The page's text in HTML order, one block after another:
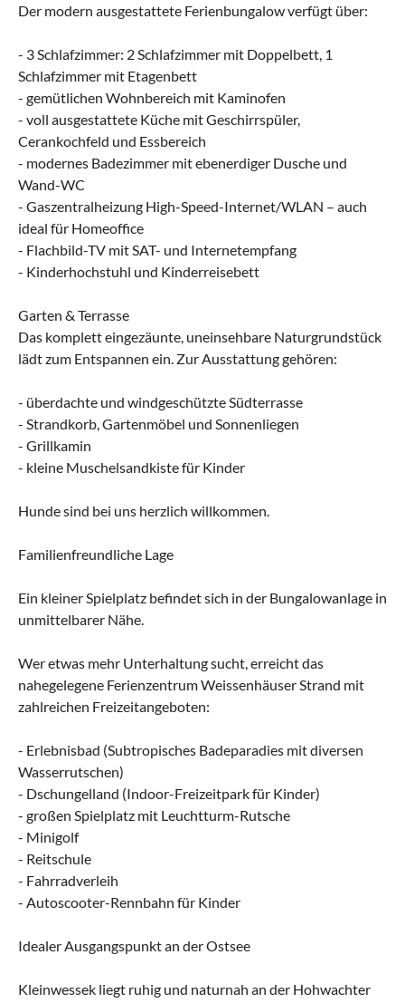
Der modern ausgestattete Ferienbungalow verfügt über:
- 3 Schlafzimmer: 2 Schlafzimmer mit Doppelbett, 1
Schlafzimmer mit Etagenbett
- gemütlichen Wohnbereich mit Kaminofen
- voll ausgestattete Küche mit Geschirrspüler,
Cerankochfeld und Essbereich
- modernes Badezimmer mit ebenerdiger Dusche und
Wand-WC
- Gaszentralheizung High-Speed-Internet/WLAN – auch
ideal für Homeoffice
- Flachbild-TV mit SAT- und Internetempfang
- Kinderhochstuhl und Kinderreisebett
Garten & Terrasse
Das komplett eingezäunte, uneinsehbare Naturgrundstück
lädt zum Entspannen ein. Zur Ausstattung gehören:
- überdachte und windgeschützte Südterrasse
- Strandkorb, Gartenmöbel und Sonnenliegen
- Grillkamin
- kleine Muschelsandkiste für Kinder
Hunde sind bei uns herzlich willkommen.
Familienfreundliche Lage
Ein kleiner Spielplatz befindet sich in der Bungalowanlage in
unmittelbarer Nähe.
Wer etwas mehr Unterhaltung sucht, erreicht das
nahegelegene Ferienzentrum Weissenhäuser Strand mit
zahlreichen Freizeitangeboten:
- Erlebnisbad (Subtropisches Badeparadies mit diversen
Wasserrutschen)
- Dschungelland (Indoor-Freizeitpark für Kinder)
- großen Spielplatz mit Leuchtturm-Rutsche
- Minigolf
- Reitschule
- Fahrradverleih
- Autoscooter-Rennbahn für Kinder
Idealer Ausgangspunkt an der Ostsee
Kleinwessek liegt ruhig und naturnah an der Hohwachter